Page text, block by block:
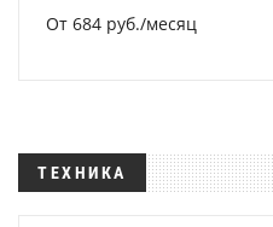
От 684 руб./месяц
ТЕХНИКА